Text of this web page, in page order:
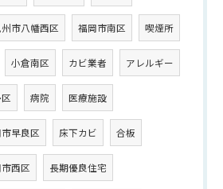
市八幡西区 福岡市南区 喫煙所
小倉南区 カビ業者 アレルギー
病院 医療施設
早良区 床下カビ 合板
西区 長期優良住宅